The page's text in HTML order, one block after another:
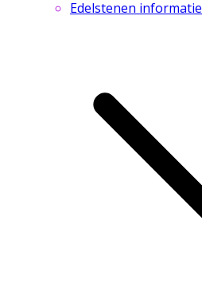
Edelstenen informatie